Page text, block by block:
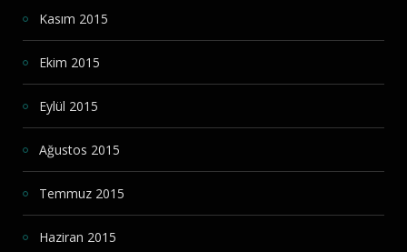
Kasım 2015
Ekim 2015
Eylül 2015
Ağustos 2015
Temmuz 2015
Haziran 2015